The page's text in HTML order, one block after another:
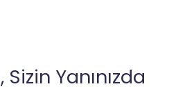
Yanınızda